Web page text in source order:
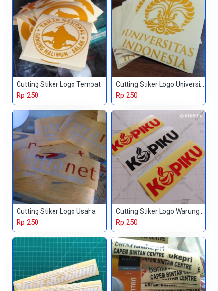
Cutting Stiker Logo Tempat
Rp 250 Rp 250
Cutting Stiker Logo Usaha
Rp 250 Rp 250